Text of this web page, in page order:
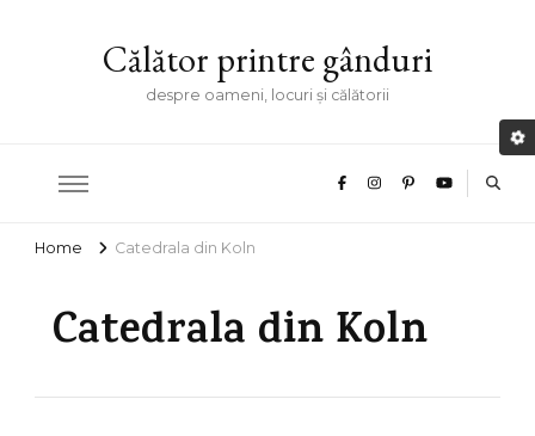
Călător printre gânduri
despre oameni, locuri și călătorii
Home Catedrala din Koln
Catedrala din Koln